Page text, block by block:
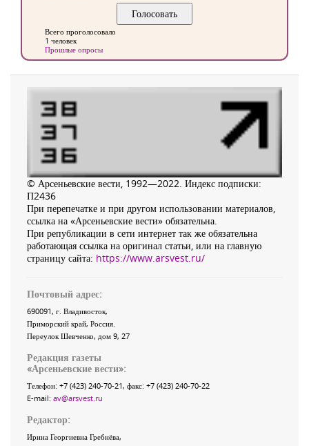
Всего проголосовало
1 человек
Прошлые опросы
© Арсеньевские вести, 1992—2022. Индекс подписки:
П2436
При перепечатке и при другом использовании материалов,
ссылка на «Арсеньевские вести» обязательна.
При републикации в сети интернет так же обязательна
работающая ссылка на оригинал статьи, или на главную
страницу сайта: https://www.arsvest.ru/
Почтовый адрес:
690091, г. Владивосток,
Приморский край, Россия
Переулок Шевченко, дом 9, 27
Редакция газеты
«Арсеньевские вести»:
Телефон: +7 (423) 240-70-21, факс: +7 (423) 240-70-22
E-mail: av@arsvest.ru
Редактор:
Ирина Георгиевна Гребнёва,